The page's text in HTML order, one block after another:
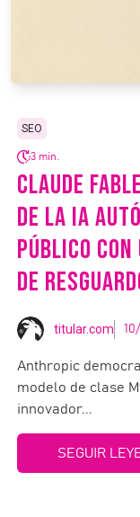
SEO
3 min.
CLAUDE
DE LA IA
PÚBLICO
DE
titular.com
Anthropic
modelo de clase
innovador...
SEGUIR